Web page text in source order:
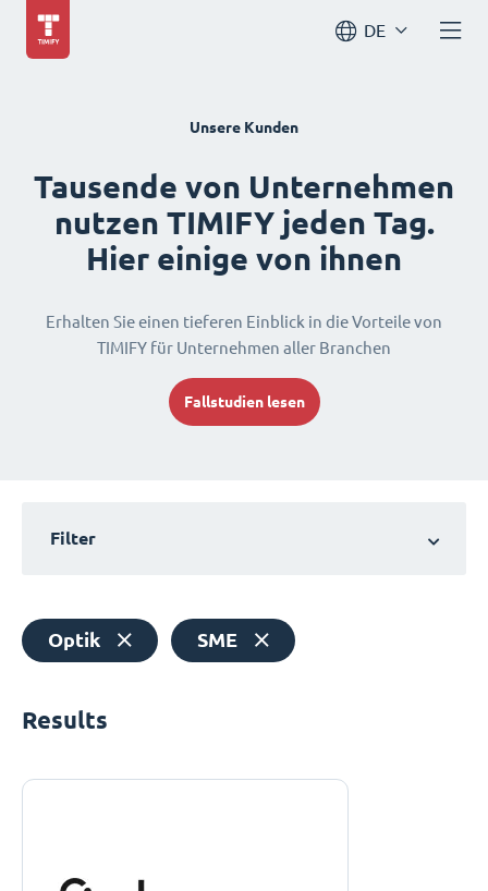
DE
Unsere Kunden
Tausende von Unternehmen
nutzen TIMIFY jeden Tag.
Hier einige von ihnen
Erhalten Sie einen tieferen Einblick in die Vorteile von
TIMIFY für Unternehmen aller Branchen
Fallstudien lesen
Filter
Optik SME
Results